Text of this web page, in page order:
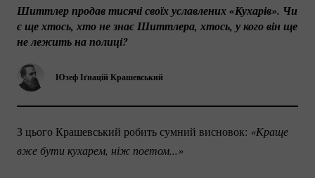
Юзеф Іґнацій Крашевський
Шиттлер продав тисячі своїх уславлених «Кухарів». Чи
є ще хтось, хто не знає Шиттлера, хтось, у кого він ще
не лежить на полиці?
З цього Крашевський робить сумний висновок: «Краще
вже бути кухарем, ніж поетом...»